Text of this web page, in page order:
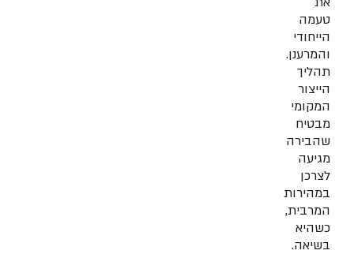
טעמה
הייחודי
והמרענן.
תהליך
הייצור
המקומי
מבטיח
שהבירה
מגיעה
לצרכן
במהירות
המרבית,
כשהיא
בשיאה.